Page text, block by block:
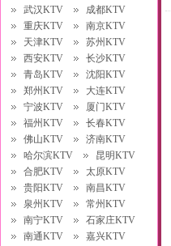
武汉KTV
成都KTV
重庆KTV
南京KTV
天津KTV
苏州KTV
西安KTV
长沙KTV
青岛KTV
沈阳KTV
郑州KTV
大连KTV
宁波KTV
厦门KTV
福州KTV
长春KTV
佛山KTV
济南KTV
哈尔滨KTV
昆明KTV
合肥KTV
太原KTV
贵阳KTV
南昌KTV
泉州KTV
常州KTV
南宁KTV
石家庄KTV
南通KTV
嘉兴KTV